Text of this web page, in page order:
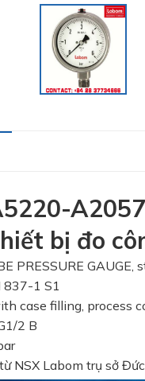
bị đo
PRESSURE
837-1 S1
case filling, process
2 B
NSX Labom trụ sở Đức